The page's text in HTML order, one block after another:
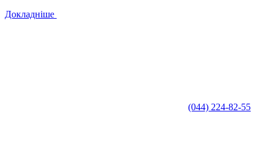
Докладніше
(044) 224-82-55